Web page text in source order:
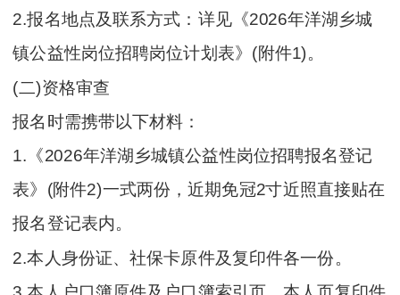
2.报名地点及联系方式：详见《2026年洋湖乡城
镇公益性岗位招聘岗位计划表》(附件1)。
(二)资格审查
报名时需携带以下材料：
1.《2026年洋湖乡城镇公益性岗位招聘报名登记
表》(附件2)一式两份，近期免冠2寸近照直接贴在
报名登记表内。
2.本人身份证、社保卡原件及复印件各一份。